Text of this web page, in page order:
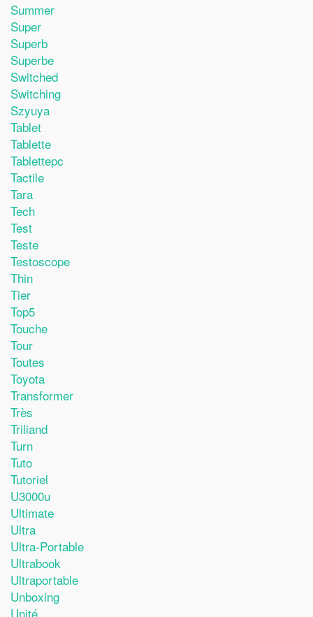
Summer
Super
Superb
Superbe
Switched
Switching
Szyuya
Tablet
Tablette
Tablettepc
Tactile
Tara
Tech
Test
Teste
Testoscope
Thin
Tier
Top5
Touche
Tour
Toutes
Toyota
Transformer
Très
Triliand
Turn
Tuto
Tutoriel
U3000u
Ultimate
Ultra
Ultra-Portable
Ultrabook
Ultraportable
Unboxing
Unité